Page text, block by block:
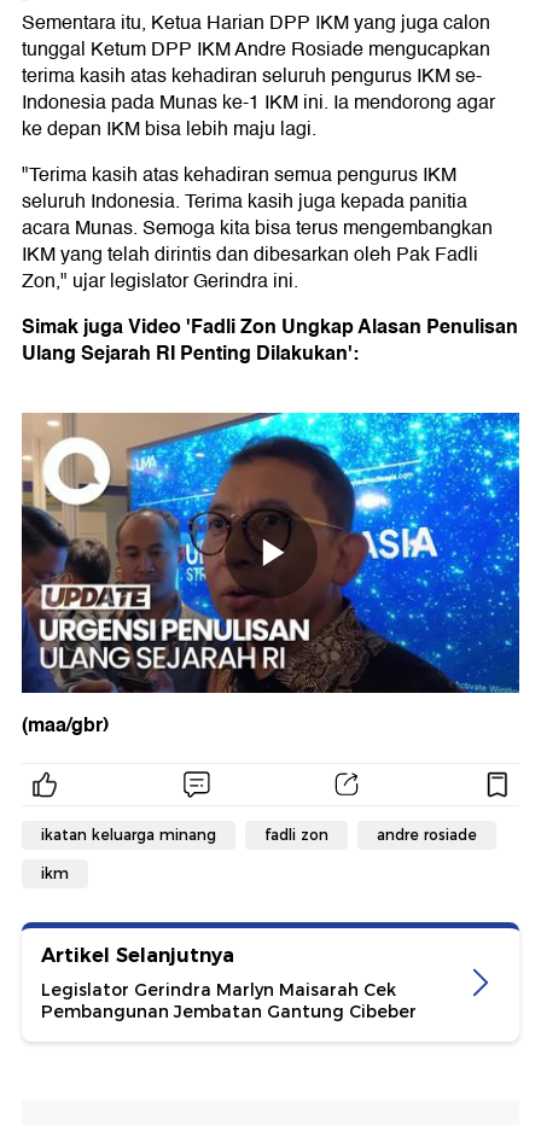
Sementara itu, Ketua Harian DPP IKM yang juga calon
tunggal Ketum DPP IKM Andre Rosiade mengucapkan
terima kasih atas kehadiran seluruh pengurus IKM se-
Indonesia pada Munas ke-1 IKM ini. Ia mendorong agar
ke depan IKM bisa lebih maju lagi.
"Terima kasih atas kehadiran semua pengurus IKM
seluruh Indonesia. Terima kasih juga kepada panitia
acara Munas. Semoga kita bisa terus mengembangkan
IKM yang telah dirintis dan dibesarkan oleh Pak Fadli
Zon," ujar legislator Gerindra ini.
Simak juga Video 'Fadli Zon Ungkap Alasan Penulisan
Ulang Sejarah RI Penting Dilakukan':
(maa/gbr)
ikatan keluarga minang fadli zon andre rosiade
ikm
Artikel Selanjutnya
Legislator Gerindra Marlyn Maisarah Cek
Pembangunan Jembatan Gantung Cibeber